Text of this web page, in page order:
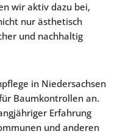
wir aktiv dazu bei,
nur ästhetisch
und nachhaltig
in Niedersachsen
Baumkontrollen an.
Erfahrung
und anderen